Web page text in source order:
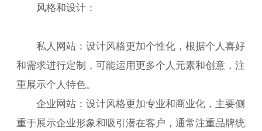
风格和设计：
私人网站：设计风格更加个性化，根据个人喜好
和需求进行定制，可能运用更多个人元素和创意，注
重展示个人特色。
企业网站：设计风格更加专业和商业化，主要侧
重于展示企业形象和吸引潜在客户，通常注重品牌统